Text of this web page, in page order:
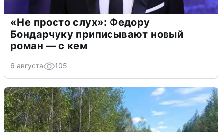
«Не просто слух»: Федору
Бондарчуку приписывают новый
роман — с кем
6 августа 105